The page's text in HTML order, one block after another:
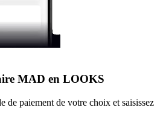
MAD en LOOKS
de paiement de votre choix et saisissez